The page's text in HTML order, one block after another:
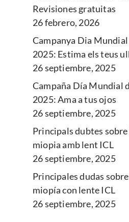
Revisiones gratuitas
26 febrero, 2026
Campanya Dia
2025: Estima els teus
26 septiembre, 2025
Campaña Día Mundial
2025: Ama a tus ojos
26 septiembre, 2025
Principals dubtes sobre
miopia amb lent ICL
26 septiembre, 2025
Principales dudas
miopía con lente ICL
26 septiembre, 2025